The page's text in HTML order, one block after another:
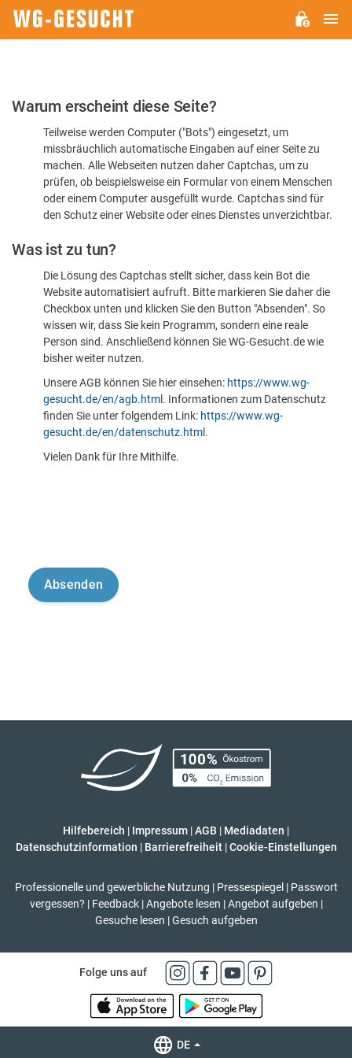
Bitte
dass
sind
Warum erscheint diese Seite?
Teilweise werden Computer ("Bots") eingesetzt, um
missbräuchlich automatische Eingaben auf einer Seite zu
machen. Alle Webseiten nutzen daher Captchas, um zu
prüfen, ob beispielsweise ein Formular von einem Menschen
oder einem Computer ausgefüllt wurde. Captchas sind für
den Schutz einer Website oder eines Dienstes unverzichtbar.
Was ist zu tun?
Die Lösung des Captchas stellt sicher, dass kein Bot die
Website automatisiert aufruft. Bitte markieren Sie daher die
Checkbox unten und klicken Sie den Button "Absenden". So
wissen wir, dass Sie kein Programm, sondern eine reale
Person sind. Anschließend können Sie WG-Gesucht.de wie
bisher weiter nutzen.
Unsere AGB können Sie hier einsehen: https://www.wg-
gesucht.de/en/agb.html . Informationen zum Datenschutz
finden Sie unter folgendem Link: https://www.wg-
gesucht.de/en/datenschutz.html .
Vielen Dank für Ihre Mithilfe.
Hilfebereich | Impressum |AGB | Mediadaten |
Datenschutzinformation | Barrierefreiheit | Cookie-Einstellungen
Professionelle und gewerbliche Nutzung | Pressespiegel | Passwort
vergessen? | Feedback | Angebote lesen | Angebot aufgeben |
Gesuche lesen | Gesuch aufgeben
Folge uns auf
DE